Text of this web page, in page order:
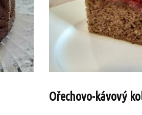
Ořechovo-kávový